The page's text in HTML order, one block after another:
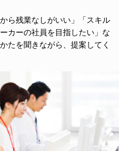
ら残業なしがいい」「スキル
カーの社員を目指したい」な
たを聞きながら、提案してく